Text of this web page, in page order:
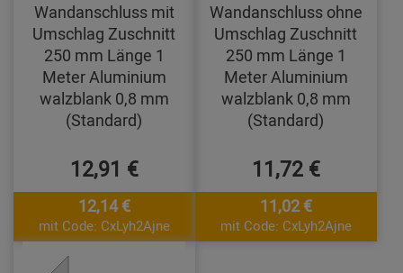
Wandanschluss mit
Umschlag Zuschnitt
250 mm Länge 1
Meter Aluminium
walzblank 0,8 mm
(Standard)
12,91 €
12,14 €
mit Code: CxLyh2Ajne
Wandanschluss ohne
Umschlag Zuschnitt
250 mm Länge 1
Meter Aluminium
walzblank 0,8 mm
(Standard)
11,72 €
11,02 €
mit Code: CxLyh2Ajne